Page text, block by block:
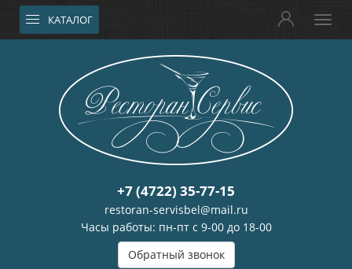
КАТАЛОГ
+7 (4722) 35-77-15
restoran-servisbel@mail.ru
Часы работы: пн-пт с 9-00 до 18-00
Обратный звонок